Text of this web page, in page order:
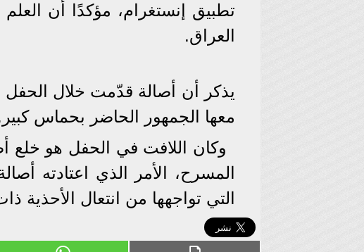
تطبيق إنستغرام، مؤكدًا أن
العراق.
يذكر أن أصالة قدّمت خلال الحفل
معها الجمهور الحاضر بحماس
وكان اللافت في الحفل هو خلع
المسرح، الأمر الذي اعتادته
التي تواجهها من انتعال الأحذية